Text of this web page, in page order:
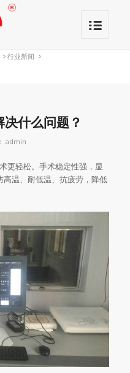
> 行业新闻 >
什么问题？
admin
更轻松。手术稳定性强，显
温、耐低温、抗疲劳，降低